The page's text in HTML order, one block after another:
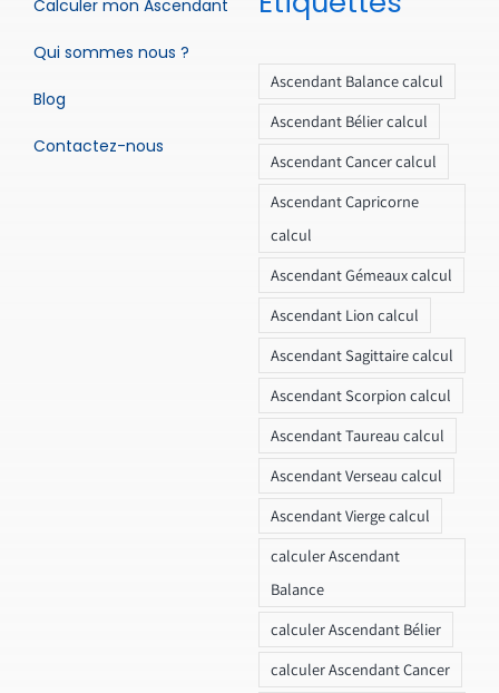
Calculer mon Ascendant
Qui sommes nous ?
Blog
Contactez-nous
Ascendant Balance calcul
Ascendant Bélier calcul
Ascendant Cancer calcul
Ascendant Capricorne
calcul
Ascendant Gémeaux calcul
Ascendant Lion calcul
Ascendant Sagittaire calcul
Ascendant Scorpion calcul
Ascendant Taureau calcul
Ascendant Verseau calcul
Ascendant Vierge calcul
calculer Ascendant
Balance
calculer Ascendant Bélier
calculer Ascendant Cancer